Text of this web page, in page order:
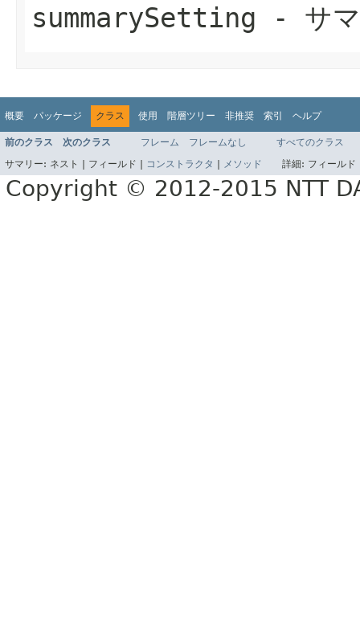
summarySetting - サマ
概要 パッケージ クラス 使用 階層ツリー 非推奨 索引 ヘルプ
前のクラス 次のクラス フレーム フレームなし
すべてのクラス
サマリー: ネスト | フィールド | コンストラクタ メソッド 詳細: フィール
Copyright © 2012-2015 NTT